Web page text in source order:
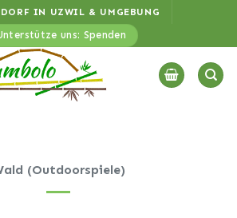
IN UZWIL & UMGEBUNG
uns: Spenden
(Outdoorspiele)